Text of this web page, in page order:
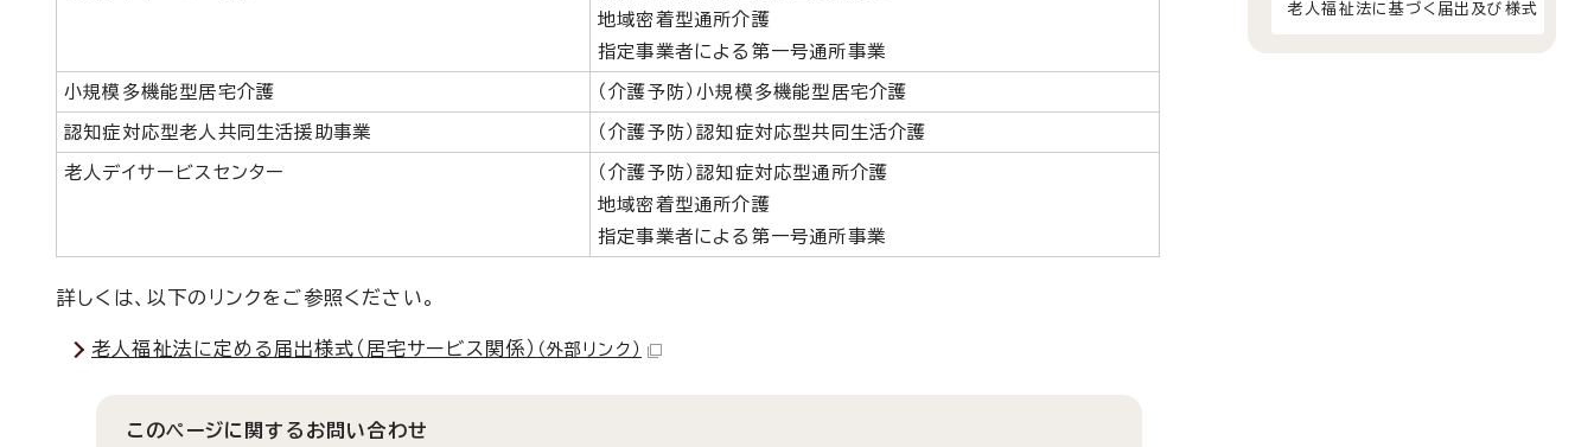
地域密着型通所介護
指定事業者による第一号通所事業
小規模多機能型居宅介護 （介護予防）小規模多機能型居宅介護
認知症対応型老人共同生活援助事業 （介護予防）認知症対応型共同生活介護
老人デイサービスセンター
（介護予防）認知症対応型通所介護
地域密着型通所介護
指定事業者による第一号通所事業
詳しくは、以下のリンクをご参照ください。
老人福祉法に定める届出様式（居宅サービス関係） （外部リンク）
このページに関する お問い合わせ
老人福祉法に基づく届出及び様式